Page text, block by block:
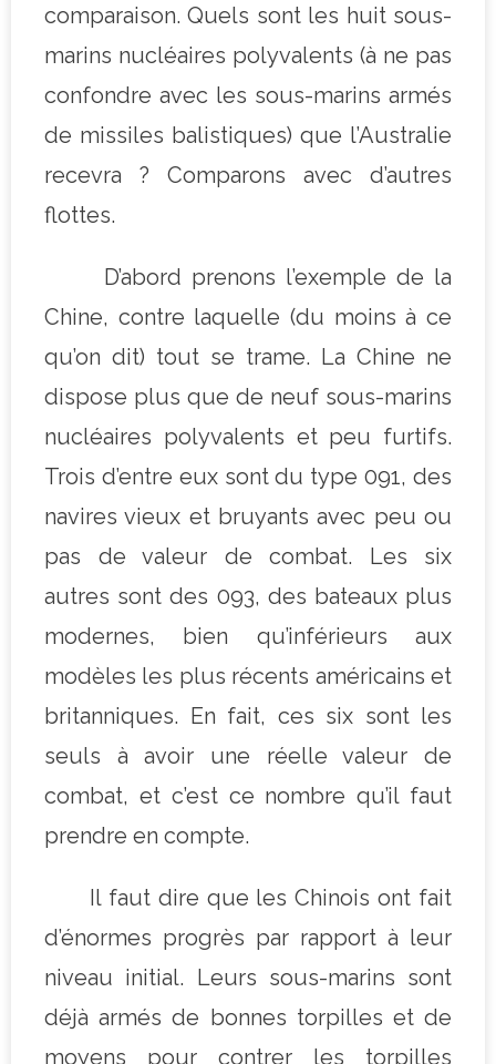
comparaison. Quels sont les huit sous-
marins nucléaires polyvalents (à ne pas
confondre avec les sous-marins armés
de missiles balistiques) que l’Australie
recevra ? Comparons avec d’autres
flottes.
D’abord prenons l’exemple de la
Chine, contre laquelle (du moins à ce
qu’on dit) tout se trame. La Chine ne
dispose plus que de neuf sous-marins
nucléaires polyvalents et peu furtifs.
Trois d’entre eux sont du type 091, des
navires vieux et bruyants avec peu ou
pas de valeur de combat. Les six
autres sont des 093, des bateaux plus
modernes, bien qu’inférieurs aux
modèles les plus récents américains et
britanniques. En fait, ces six sont les
seuls à avoir une réelle valeur de
combat, et c’est ce nombre qu’il faut
prendre en compte.
Il faut dire que les Chinois ont fait
d’énormes progrès par rapport à leur
niveau initial. Leurs sous-marins sont
déjà armés de bonnes torpilles et de
moyens pour contrer les torpilles